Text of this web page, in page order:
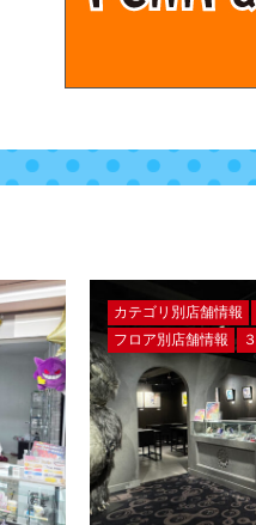
カテゴリ別店舗情報
フロア別店舗情報